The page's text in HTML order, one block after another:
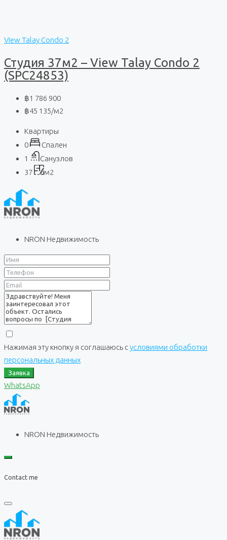
View Talay Condo 2
Студия 37м2 – View Talay Condo 2
(SPC24853)
฿1 786 900
฿45 135/м2
Квартиры
0
Спален
1
Санузлов
37
м2
NRON Недвижимость
Нажимая эту кнопку я соглашаюсь сусловиями обработки
персональных данных
Заявка
WhatsApp
NRON Недвижимость
Contact me